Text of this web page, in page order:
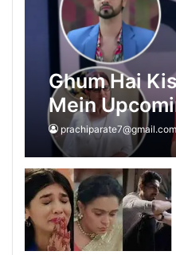
Ghum Hai
Mein
रीवा के धोके से
सवी को अपने
खुद की शादी से
ने खूब सुनाया
prachiparate7@gmail.com